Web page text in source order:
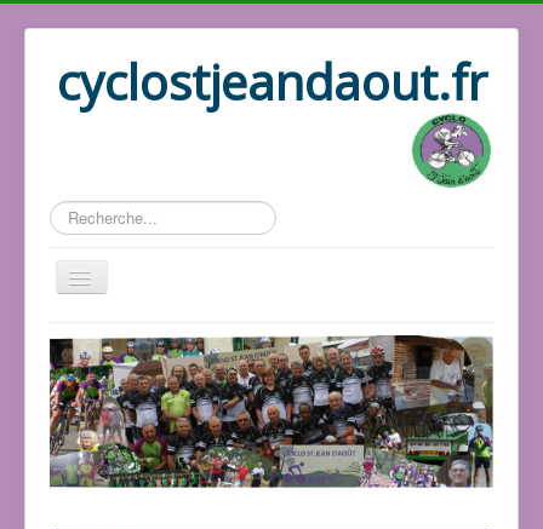
cyclostjeandaout.fr
Rechercher
Organisation
Qui sommes nous
Le bureau
Les circuits
Les adhérents
Les GPS